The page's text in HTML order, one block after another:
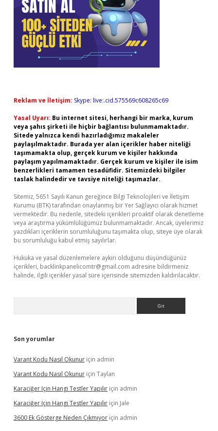
Reklam ve İletişim: Skype: live:.cid.575569c608265c69
Yasal Uyarı: Bu internet sitesi, herhangi bir marka, kurum
veya şahıs şirketi ile hiçbir bağlantısı bulunmamaktadır.
Sitede yalnızca kendi hazırladığımız makaleler
paylaşılmaktadır. Burada yer alan içerikler haber niteliği
taşımamakta olup, gerçek kurum ve kişiler hakkında
paylaşım yapılmamaktadır. Gerçek kurum ve kişiler ile isim
benzerlikleri tamamen tesadüfidir. Sitemizdeki bilgiler
taslak halindedir ve tavsiye niteliği taşımazlar.
Sitemiz, 5651 Sayılı Kanun gereğince Bilgi Teknolojileri ve İletişim
Kurumu (BTK) tarafından onaylanmış bir Yer Sağlayıcı olarak hizmet
vermektedir. Bu nedenle, sitedeki içerikleri proaktif olarak denetleme
veya araştırma yükümlülüğümüz bulunmamaktadır. Ancak, üyelerimiz
yazdıkları içeriklerin sorumluluğunu taşımakta olup, siteye üye olarak
bu sorumluluğu kabul etmiş sayılırlar.
Hukuka ve yasal düzenlemelere aykırı olduğunu düşündüğünüz
içerikleri, backlinkpanelicomtr@gmail.com adresine bildirmeniz
halinde, ilgili içerikler yasal süre içerisinde sitemizden kaldırılacaktır.
Son yorumlar
Varant Kodu Nasıl Okunur için admin
Varant Kodu Nasıl Okunur için Taylan
Karaciğer Için Hangi Testler Yapılır için admin
Karaciğer Için Hangi Testler Yapılır için Jale
3600 Ek Gösterge Neden Çıkmıyor için admin